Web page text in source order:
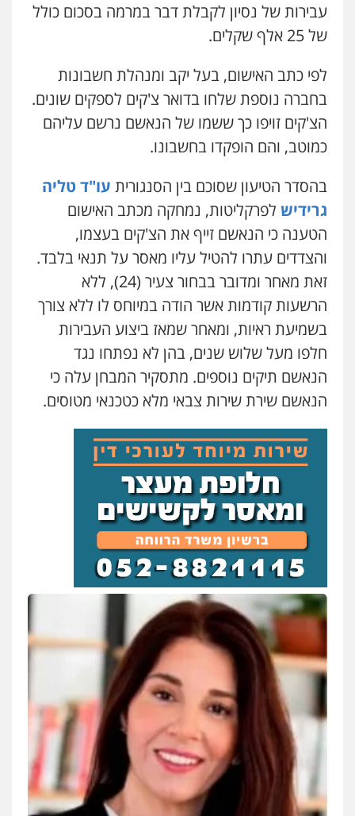
עבירות של נסיון לקבלת דבר במרמה בסכום כולל
של 25 אלף שקלים.
לפי כתב האישום, בעל יקב ומנהלת חשבונות
בחברה נוספת שלחו בדואר צ'קים לספקים שונים.
הצ'קים זויפו כך ששמו של הנאשם נרשם עליהם
כמוטב, והם הופקדו בחשבונו.
בהסדר הטיעון שסוכם בין הסנגורית עו"ד טליה
גרידיש לפרקליטות, נמחקה מכתב האישום
הטענה כי הנאשם זייף את הצ'קים בעצמו,
והצדדים עתרו להטיל עליו מאסר על תנאי בלבד.
זאת מאחר ומדובר בבחור צעיר (24), ללא
הרשעות קודמות אשר הודה במיוחס לו ללא צורך
בשמיעת ראיות, ומאחר שמאז ביצוע העבירות
חלפו מעל שלוש שנים, בהן לא נפתחו נגד
הנאשם תיקים נוספים. מתסקיר המבחן עלה כי
הנאשם שירת שירות צבאי מלא כטכנאי מטוסים.